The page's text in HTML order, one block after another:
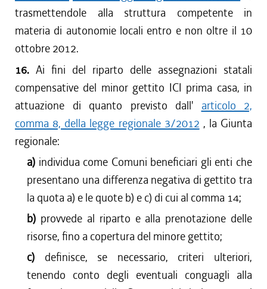
trasmettendole alla struttura competente in
materia di autonomie locali entro e non oltre il 10
ottobre 2012.
16. Ai fini del riparto delle assegnazioni statali
compensative del minor gettito ICI prima casa, in
attuazione di quanto previsto dall' articolo 2,
comma 8, della legge regionale 3/2012 , la Giunta
regionale:
a) individua come Comuni beneficiari gli enti che
presentano una differenza negativa di gettito tra
la quota a) e le quote b) e c) di cui al comma 14;
b) provvede al riparto e alla prenotazione delle
risorse, fino a copertura del minore gettito;
c) definisce, se necessario, criteri ulteriori,
tenendo conto degli eventuali conguagli alla